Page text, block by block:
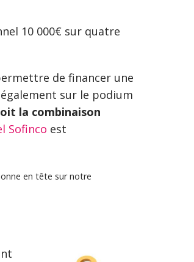
10 000€ sur quatre
de financer une
sur le podium
la combinaison
Sofinco est
en tête sur notre